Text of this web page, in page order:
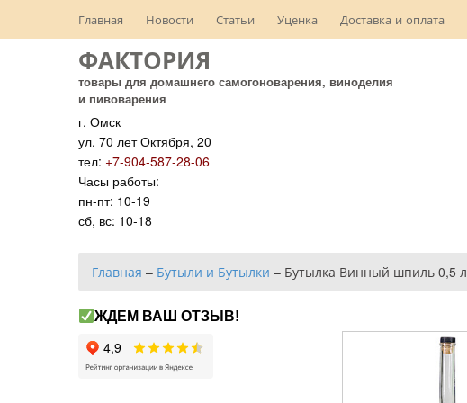
Главная Новости Статьи Уценка Доставка и оплата
ФАКТОРИЯ
товары для домашнего самогоноварения, виноделия
и пивоварения
г. Омск
ул. 70 лет Октября, 20
тел: +7-904-587-28-06
Часы работы:
пн-пт: 10-19
сб, вс: 10-18
Главная – Бутыли и Бутылки – Бутылка Винный шпиль 0,5 л
ЖДЕМ ВАШ ОТЗЫВ!